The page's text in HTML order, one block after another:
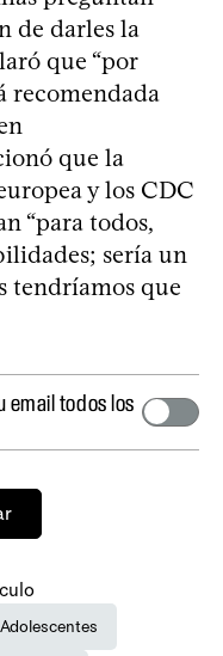
de darles la
que “por
recomendada
que la
y los CDC
“para todos,
sería un
tendríamos que
email todos los
Adolescentes